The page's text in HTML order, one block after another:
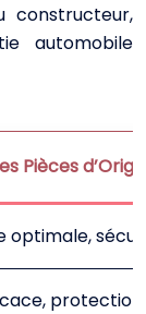
constructeur,
automobile
Pièces
optimale,